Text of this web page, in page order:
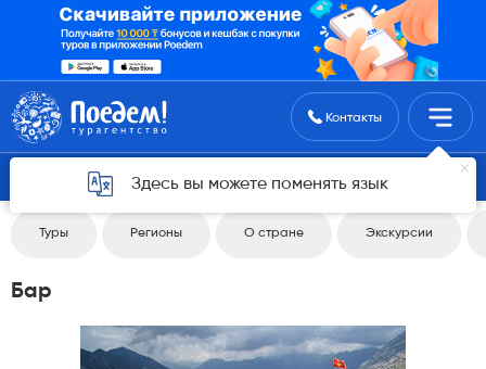
Поиск туровКонтакты
Здесь вы можете поменять язык
Вернуться 4
Туры Регионы О стране Экскурсии
Бар